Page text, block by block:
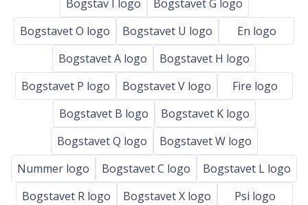
Bogstav I logo
Bogstavet G logo
Bogstavet O logo
Bogstavet U logo
En logo
Bogstavet A logo
Bogstavet H logo
Bogstavet P logo
Bogstavet V logo
Fire logo
Bogstavet B logo
Bogstavet K logo
Bogstavet Q logo
Bogstavet W logo
Nummer logo
Bogstavet C logo
Bogstavet L logo
Bogstavet R logo
Bogstavet X logo
Psi logo